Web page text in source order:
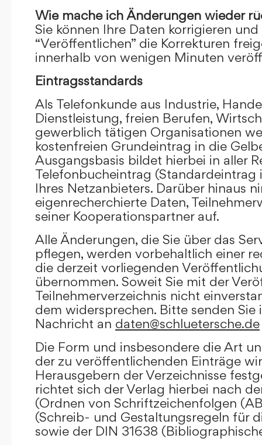
Wie mache ich Änderungen wieder
Sie können Ihre Daten korrigieren
“Veröffentlichen” die Korrekturen
innerhalb von wenigen Minuten
Eintragsstandards
Als Telefonkunde aus Industrie,
Dienstleistung, freien Berufen,
gewerblich tätigen Organisationen
kostenfreien Grundeintrag in die
Ausgangsbasis bildet hierbei in aller
Telefonbucheintrag (Standardeintrag
Ihres Netzanbieters. Darüber hinaus
eigenrecherchierte Daten,
seiner Kooperationspartner auf.
Alle Änderungen, die Sie über das
pflegen, werden vorbehaltlich einer
die derzeit vorliegenden
übernommen. Soweit Sie mit der
Teilnehmerverzeichnis nicht
dem widersprechen. Bitte senden Sie
Nachricht an daten@schluetersche.de
Die Form und insbesondere die Art
der zu veröffentlichenden Einträge
Herausgebern der Verzeichnisse
richtet sich der Verlag hierbei nach
(Ordnen von Schriftzeichenfolgen
(Schreib- und Gestaltungsregeln für
sowie der DIN 31638